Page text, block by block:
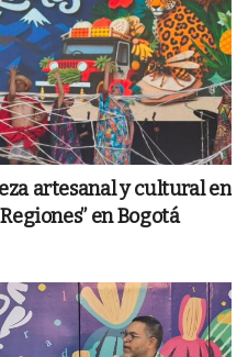
artesanal y cultural en
en Bogotá